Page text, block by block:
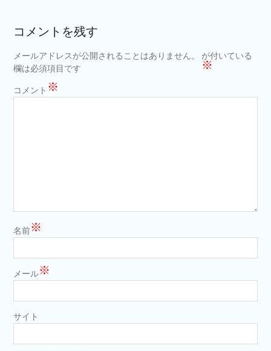
シ
ン
コメントを残す
メールアドレスが公開されることはありません。
※
が付いている
欄は必須項目です
コメント ※
名前※
メール※
サイト